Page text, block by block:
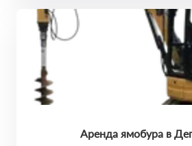
Аренда ямобура в